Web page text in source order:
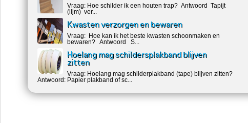
Vraag: Hoe schilder ik een houten trap? Antwoord Tapijt
(lijm) ver...
Kwasten verzorgen en bewaren
Vraag: Hoe kan ik het beste kwasten schoonmaken en
bewaren? Antwoord S...
Hoelang mag schildersplakband blijven
zitten
Vraag: Hoelang mag schilderplakband (tape) blijven zitten?
Antwoord: Papier plakband of sc...